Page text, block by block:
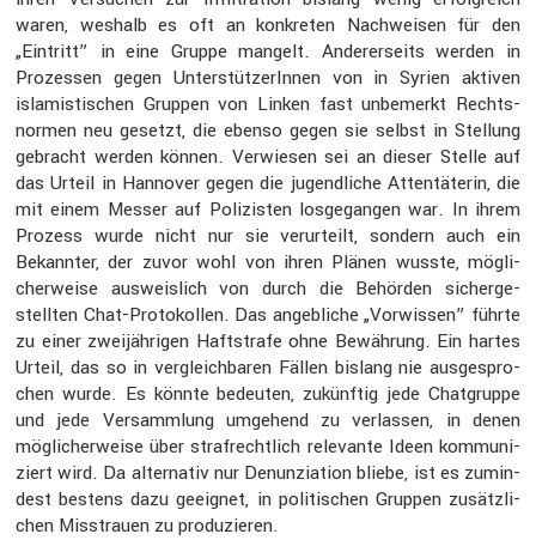
waren, weshalb es oft an konkreten Nachweisen für den
„Eintritt” in eine Gruppe mangelt. Anderer­seits werden in
Prozessen gegen Unter­stüt­ze­rInnen von in Syrien aktiven
islamis­ti­schen Gruppen von Linken fast unbemerkt Rechts­
normen neu gesetzt, die ebenso gegen sie selbst in Stellung
gebracht werden können. Verwiesen sei an dieser Stelle auf
das Urteil in Hannover gegen die jugend­liche Atten­tä­terin, die
mit einem Messer auf Polizisten losge­gangen war. In ihrem
Prozess wurde nicht nur sie verur­teilt, sondern auch ein
Bekannter, der zuvor wohl von ihren Plänen wusste, mögli­
cher­weise ausweis­lich von durch die Behörden sicher­ge­
stellten Chat-Proto­kollen. Das angeb­liche „Vorwissen” führte
zu einer zweijäh­rigen Haftstrafe ohne Bewäh­rung. Ein hartes
Urteil, das so in vergleich­baren Fällen bislang nie ausge­spro­
chen wurde. Es könnte bedeuten, zukünftig jede Chatgruppe
und jede Versamm­lung umgehend zu verlassen, in denen
mögli­cher­weise über straf­recht­lich relevante Ideen kommu­ni­
ziert wird. Da alter­nativ nur Denun­zia­tion bliebe, ist es zumin­
dest bestens dazu geeignet, in politi­schen Gruppen zusätz­li­
chen Misstrauen zu produ­zieren.